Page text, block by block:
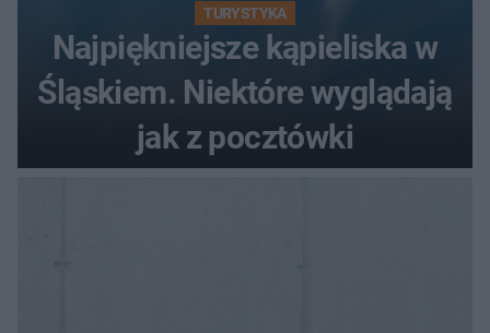
TURYSTYKA
Najpiękniejsze kąpieliska w
Śląskiem. Niektóre wyglądają
jak z pocztówki